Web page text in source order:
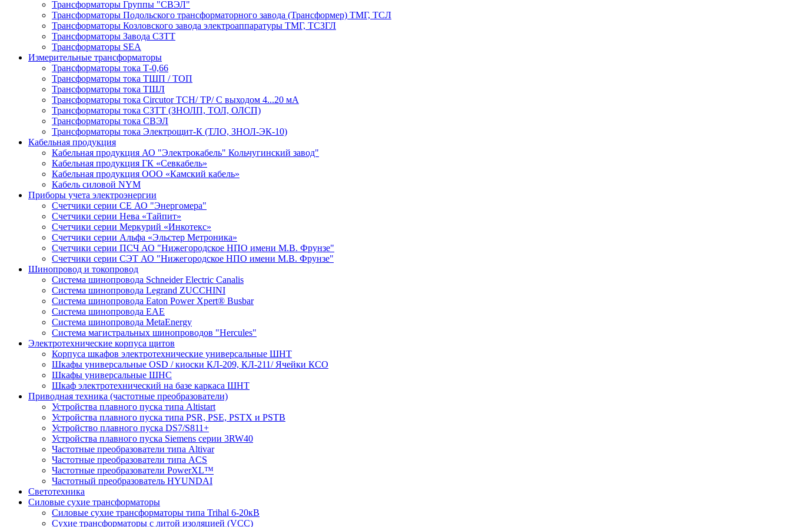
Трансформаторы Группы "СВЭЛ"
Трансформаторы Подольского трансформаторного завода (Трансформер) ТМГ, ТСЛ
Трансформаторы Козловского завода электроаппаратуры ТМГ, ТСЗГЛ
Трансформаторы Завода СЗТТ
Трансформаторы SEA
Измерительные трансформаторы
Трансформаторы тока Т-0,66
Трансформаторы тока ТШП / ТОП
Трансформаторы тока ТШЛ
Трансформаторы тока Circutor TCH/ TP/ С выходом 4...20 мА
Трансформаторы тока СЗТТ (ЗНОЛП, ТОЛ, ОЛСП)
Трансформаторы тока СВЭЛ
Трансформаторы тока Электрощит-К (ТЛО, ЗНОЛ-ЭК-10)
Кабельная продукция
Кабельная продукция АО "Электрокабель" Кольчугинский завод"
Кабельная продукция ГК «Севкабель»
Кабельная продукция ООО «Камский кабель»
Кабель силовой NYM
Приборы учета электроэнергии
Счетчики серии СЕ АО "Энергомера"
Счетчики серии Нева «Тайпит»
Счетчики серии Меркурий «Инкотекс»
Счетчики серии Альфа «Эльстер Метроника»
Счетчики серии ПСЧ АО "Нижегородское НПО имени М.В. Фрунзе"
Счетчики серии СЭТ АО "Нижегородское НПО имени М.В. Фрунзе"
Шинопровод и токопровод
Система шинопровода Schneider Electric Canalis
Система шинопровода Legrand ZUCCHINI
Система шинопровода Eaton Power Xpert® Busbar
Система шинопровода EAE
Система шинопровода MetaEnergy
Система магистральных шинопроводов "Hercules"
Электротехнические корпуса щитов
Корпуса шкафов электротехнические универсальные ШНТ
Шкафы универсальные OSD / киоски КЛ-209, КЛ-211/ Ячейки КСО
Шкафы универсальные ШНС
Шкаф электротехнический на базе каркаса ШНТ
Приводная техника (частотные преобразователи)
Устройства плавного пуска типа Altistart
Устройства плавного пуска типа PSR, PSE, PSTX и PSTB
Устройство плавного пуска DS7/S811+
Устройства плавного пуска Siemens серии 3RW40
Частотные преобразователи типа Altivar
Частотные преобразователи типа ACS
Частотные преобразователи PowerXL™
Частотный преобразователь HYUNDAI
Светотехника
Силовые сухие трансформаторы
Силовые сухие трансформаторы типа Trihal 6-20кВ
Сухие трансформаторы с литой изоляцией (VCC)